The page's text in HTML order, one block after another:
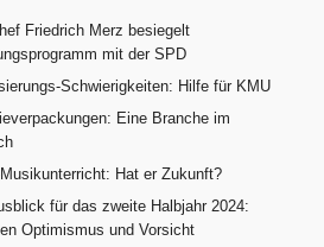
Friedrich Merz besiegelt
mit der SPD
Schwierigkeiten: Hilfe für KMU
Eine Branche im
Hat er Zukunft?
für das zweite Halbjahr 2024:
Optimismus und Vorsicht